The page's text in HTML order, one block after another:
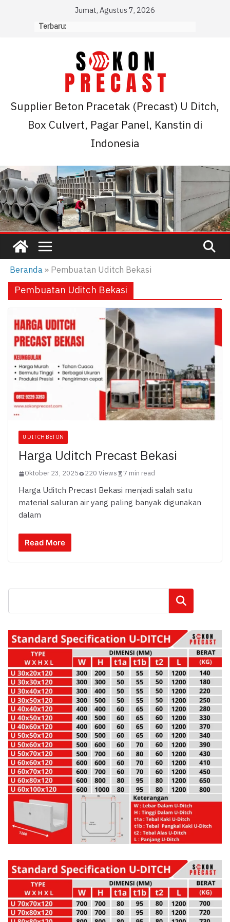
Jumat, Agustus 7, 2026
Terbaru:
Supplier Beton Pracetak (Precast) U Ditch,
Box Culvert, Pagar Panel, Kanstin di
Indonesia
Beranda» Pembuatan Uditch Bekasi
Pembuatan Uditch Bekasi
U DITCH BETON
Harga Uditch Precast Bekasi
Oktober 23, 2025 220 Views 7 min read
Harga Uditch Precast Bekasi menjadi salah satu
material saluran air yang paling banyak digunakan
dalam
Read More
Cari